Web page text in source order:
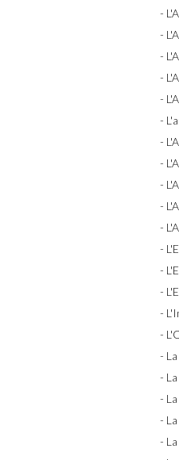
-
-
-
-
-
-
-
-
-
-
-
-
-
-
-
-
-
-
-
-
-